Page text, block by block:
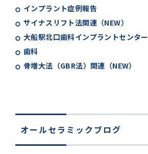
インプラント症例報告
サイナスリフト法関連（NEW）
大船駅北口歯科インプラントセンター
歯科
骨増大法（GBR法）関連（NEW）
オールセラミックブログ